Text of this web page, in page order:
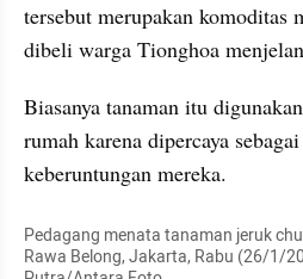
tersebut merupakan komoditas
dibeli warga Tionghoa
Biasanya tanaman itu
rumah karena dipercaya
keberuntungan mereka.
Pedagang menata tanaman jeruk
Rawa Belong, Jakarta, Rabu (26/1/